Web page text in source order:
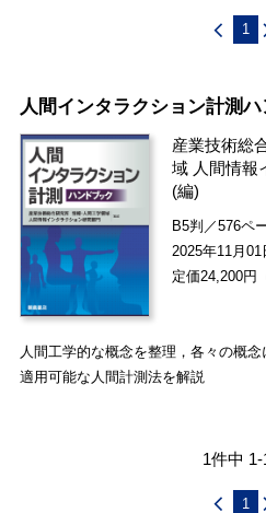
1
人間インタラクション計測
産業技術総
域 人間情報
(編)
B5判／576ペ
2025年11月01
定価24,200円
人間工学的な概念を整理，各々の概
適用可能な人間計測法を解説
1件中
1